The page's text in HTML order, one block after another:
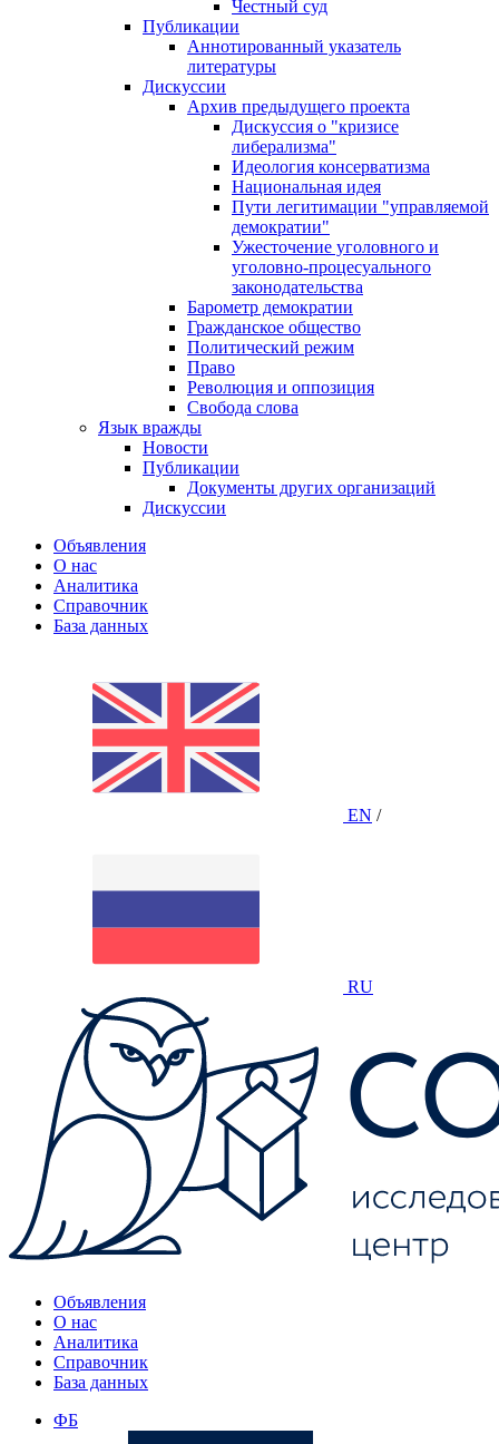
Честный суд
Публикации
Аннотированный указатель
литературы
Дискуссии
Архив предыдущего проекта
Дискуссия о "кризисе
либерализма"
Идеология консерватизма
Национальная идея
Пути легитимации "управляемой
демократии"
Ужесточение уголовного и
уголовно-процесуального
законодательства
Барометр демократии
Гражданское общество
Политический режим
Право
Революция и оппозиция
Свобода слова
Язык вражды
Новости
Публикации
Документы других организаций
Дискуссии
Объявления
О нас
Аналитика
Справочник
База данных
EN /
RU
Объявления
О нас
Аналитика
Справочник
База данных
ФБ